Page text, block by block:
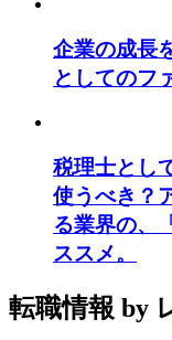
企業の成長
としてのフ
税理士とし
使うべき？
る業界の、
ススメ。
転職情報 by